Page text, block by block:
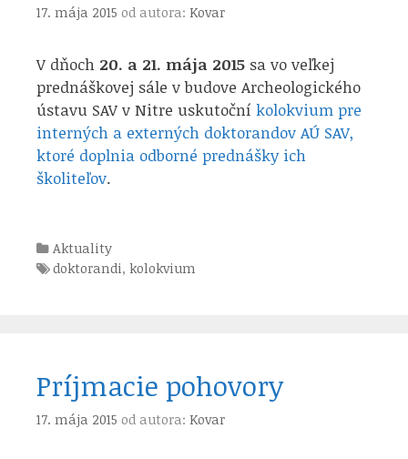
17. mája 2015 od autora: Kovar
V dňoch 20. a 21. mája 2015 sa vo veľkej
prednáškovej sále v budove Archeologického
ústavu SAV v Nitre uskutoční kolokvium pre
interných a externých doktorandov AÚ SAV,
ktoré doplnia odborné prednášky ich
školiteľov.
Kategórie
Aktuality
Štítky
doktorandi, kolokvium
Príjmacie pohovory
17. mája 2015 od autora: Kovar